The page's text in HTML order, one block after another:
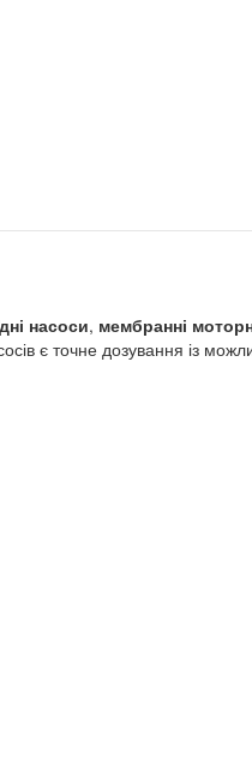
насоси, мембранні
є точне дозування із